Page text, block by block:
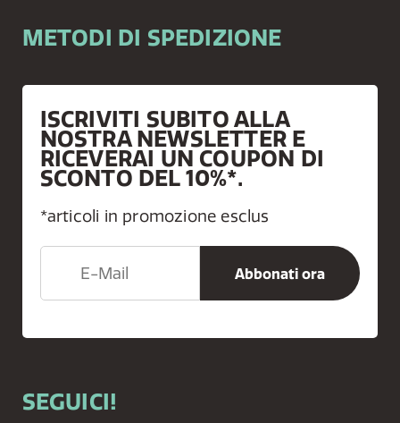
METODI DI SPEDIZIONE
ISCRIVITI SUBITO ALLA
NOSTRA NEWSLETTER E
RICEVERAI UN COUPON DI
SCONTO DEL 10%*.
*articoli in promozione esclus
SEGUICI!